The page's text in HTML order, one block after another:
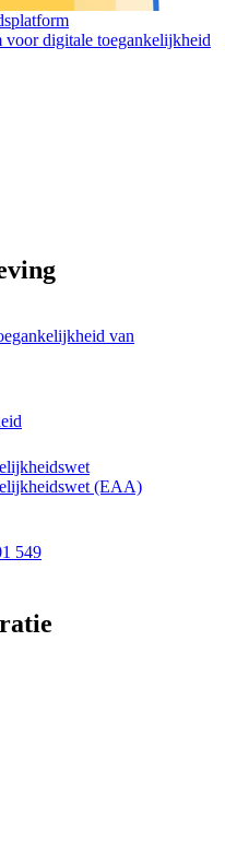
voor digitale toegankelijkheid
van
(EAA)
549